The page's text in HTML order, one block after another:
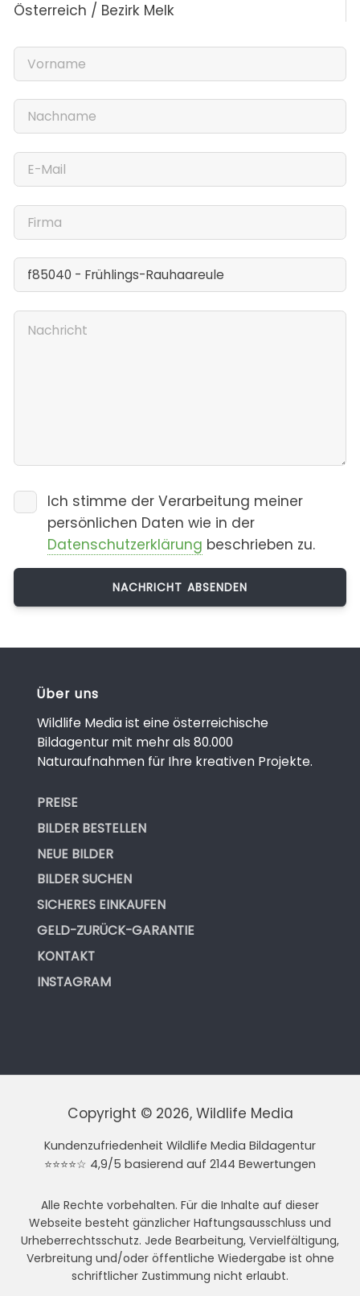
Österreich / Bezirk Melk
Ich stimme der Verarbeitung meiner
persönlichen Daten wie in der
Datenschutzerklärung beschrieben zu.
Über uns
Wildlife Media ist eine österreichische
Bildagentur mit mehr als 80.000
Naturaufnahmen für Ihre kreativen Projekte.
PREISE
BILDER BESTELLEN
NEUE BILDER
BILDER SUCHEN
SICHERES EINKAUFEN
GELD-ZURÜCK-GARANTIE
KONTAKT
INSTAGRAM
Copyright © 2026, Wildlife Media
Kundenzufriedenheit Wildlife Media Bildagentur
⭐⭐⭐⭐☆ 4,9/5 basierend auf 2144 Bewertungen
Alle Rechte vorbehalten. Für die Inhalte auf dieser
Webseite besteht gänzlicher Haftungsausschluss und
Urheberrechtsschutz. Jede Bearbeitung, Vervielfältigung,
Verbreitung und/oder öffentliche Wiedergabe ist ohne
schriftlicher Zustimmung nicht erlaubt.